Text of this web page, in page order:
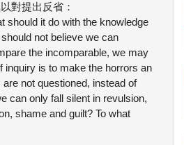
對提出反省：
should it do with the knowledge
not believe we can
the incomparable, we may
inquiry is to make the horrors an
not questioned, instead of
can only fall silent in revulsion,
shame and guilt? To what